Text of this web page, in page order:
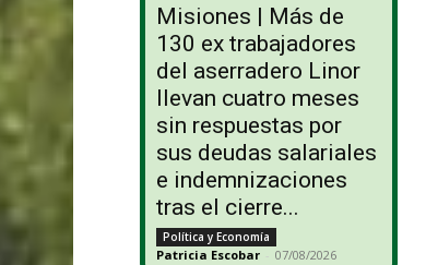
Misiones | Más de
130 ex trabajadores
del aserradero Linor
llevan cuatro meses
sin respuestas por
sus deudas salariales
e indemnizaciones
tras el cierre...
Política y Economía
Patricia Escobar - 07/08/2026